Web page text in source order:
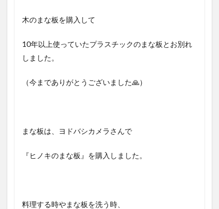
木のまな板を購入して
10年以上使っていたプラスチックのまな板とお別れ
しました。
（今までありがとうございました🙏）
まな板は、ヨドバシカメラさんで
『ヒノキのまな板』を購入しました。
料理する時やまな板を洗う時、